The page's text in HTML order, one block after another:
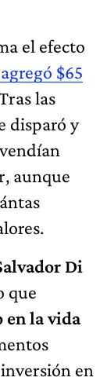
el efecto
$65
las
disparó y
aunque
Di
que
en la vida
en